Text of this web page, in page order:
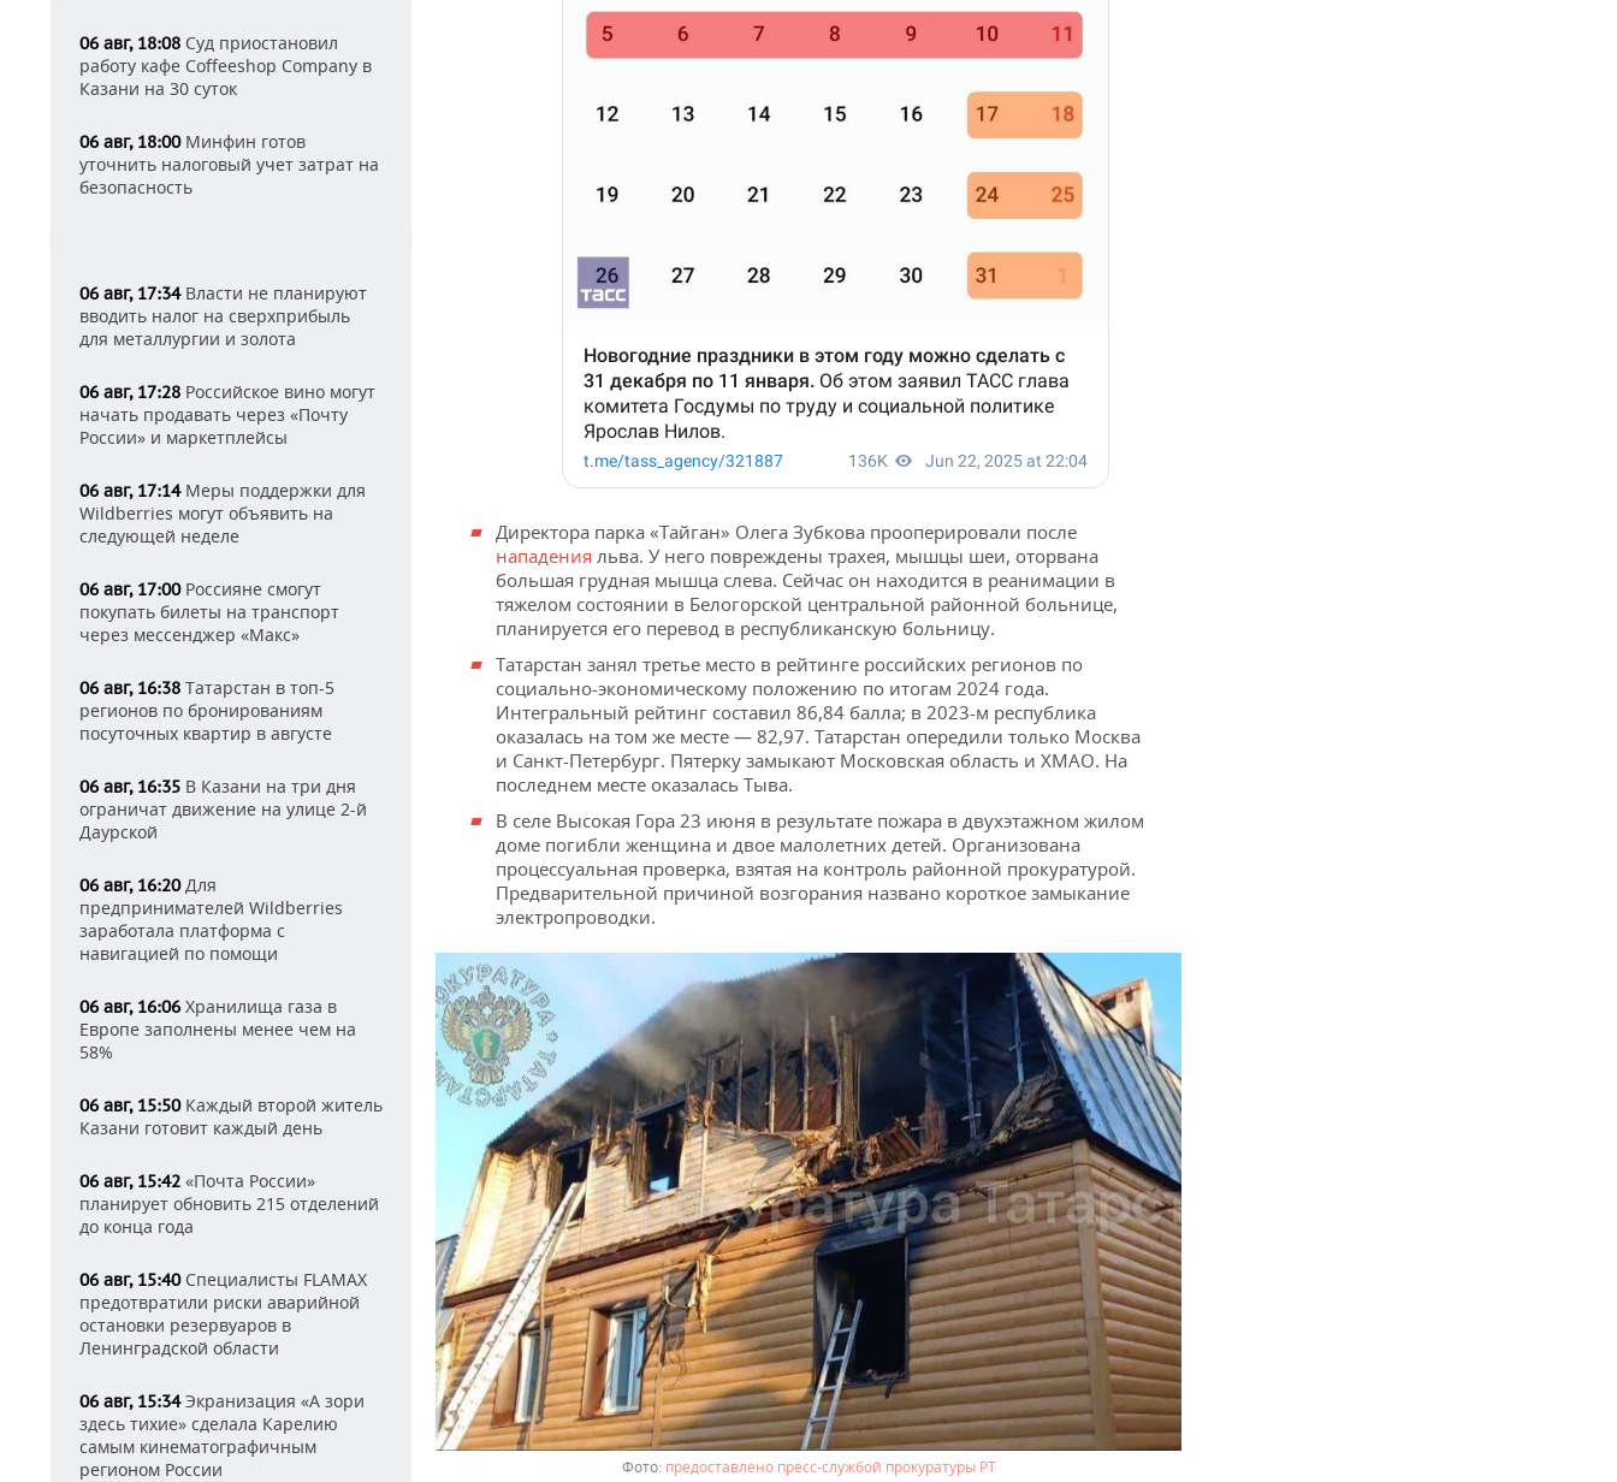
06 авг, 18:08 Суд приостановил
работу кафе Coffeeshop Company в
Казани на 30 суток
06 авг, 18:00Минфин готов
уточнить налоговый учет затрат на
безопасность
06 авг, 17:34Власти не планируют
вводить налог на сверхприбыль
для металлургии и золота
06 авг, 17:28 Российское вино могут
начать продавать через «Почту
России» и маркетплейсы
06 авг, 17:14Меры поддержки для
Wildberries могут объявить на
следующей неделе
06 авг, 17:00Россияне смогут
покупать билеты на транспорт
через мессенджер «Макс»
06 авг, 16:38 Татарстан в топ-5
регионов по бронированиям
посуточных квартир в августе
06 авг, 16:35 В Казани на три дня
ограничат движение на улице 2-й
Даурской
06 авг, 16:20Для
предпринимателей Wildberries
заработала платформа с
навигацией по помощи
06 авг, 16:06 Хранилища газа в
Европе заполнены менее чем на
58%
06 авг, 15:50Каждый второй житель
Казани готовит каждый день
06 авг, 15:42 «Почта России»
планирует обновить 215 отделений
до конца года
06 авг, 15:40Специалисты FLAMAX
предотвратили риски аварийной
остановки резервуаров в
Ленинградской области
06 авг, 15:34Экранизация «А зори
здесь тихие» сделала Карелию
самым кинематографичным
регионом России
Директора парка «Тайган» Олега Зубкова прооперировали после
нападения льва. У него повреждены трахея, мышцы шеи, оторвана
большая грудная мышца слева. Сейчас он находится в реанимации в
тяжелом состоянии в Белогорской центральной районной больнице,
планируется его перевод в республиканскую больницу.
Татарстан занял третье место в рейтинге российских регионов по
социально-экономическому положению по итогам 2024 года.
Интегральный рейтинг составил 86,84 балла; в 2023-м республика
оказалась на том же месте — 82,97. Татарстан опередили только Москва
и Санкт-Петербург. Пятерку замыкают Московская область и ХМАО. На
последнем месте оказалась Тыва.
В селе Высокая Гора 23 июня в результате пожара в двухэтажном жилом
доме погибли женщина и двое малолетних детей. Организована
процессуальная проверка, взятая на контроль районной прокуратурой.
Предварительной причиной возгорания названо короткое замыкание
электропроводки.
предоставлено пресс-службой прокуратуры РТ